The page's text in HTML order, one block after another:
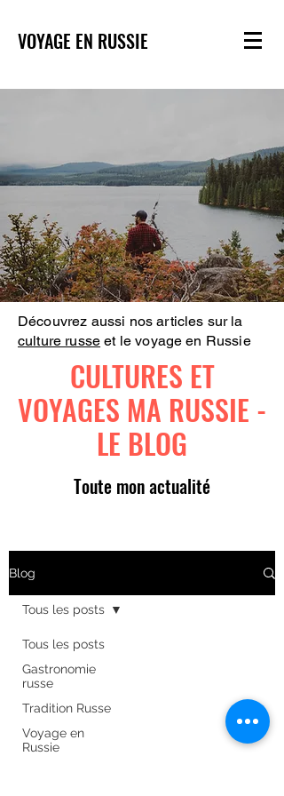
VOYAGE EN RUSSIE
Découvrez aussi nos articles sur la
culture russe et le voyage en Russie
CULTURES ET
VOYAGES MA RUSSIE -
LE BLOG
Toute mon actualité
Blog
Tous les posts
Gastronomie
russe
Tradition Russe
Voyage en
Russie
Tous les posts